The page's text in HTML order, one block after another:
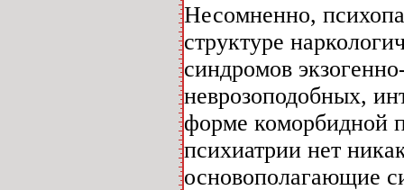
Несомненно,
структуре
синдромов
неврозоподобных,
форме коморбидной
психиатрии нет
основополагающие